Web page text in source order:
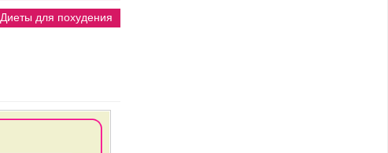
Диеты для похудения